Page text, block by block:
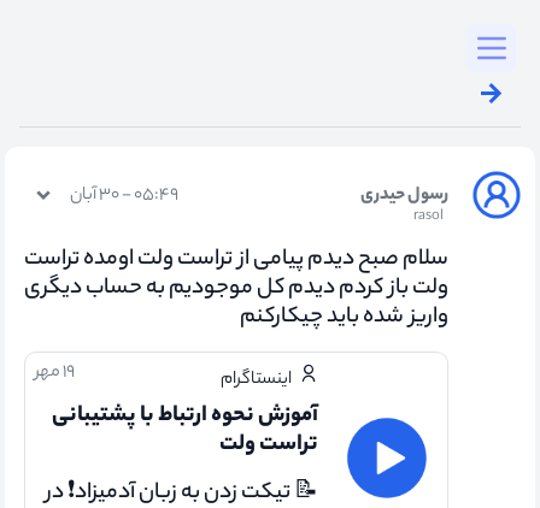
رسول حیدری
rasol
۰۵:۴۹ - ۳۰ آبان
سلام صبح دیدم پیامی از تراست ولت اومده تراست
ولت باز کردم دیدم کل موجودیم به حساب دیگری
واریز شده باید چیکارکنم
اینستاگرام ۱۹ مهر
آموزش نحوه ارتباط با پشتیبانی
تراست ولت
📝 تیکت زدن به زبان آدمیزاد❗ در